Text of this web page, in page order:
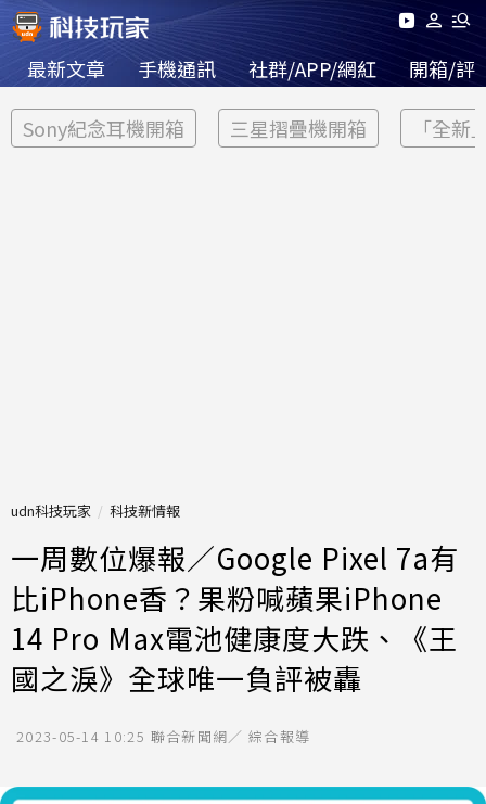
最新文章 手機通訊 社群/APP/網紅 開箱/評
Sony紀念耳機開箱 三星摺疊機開箱 「全新
udn科技玩家 科技新情報
一周數位爆報／Google Pixel 7a有
比iPhone香？果粉喊蘋果iPhone
14 Pro Max電池健康度大跌、《王
國之淚》全球唯一負評被轟
2023-05-14 10:25 聯合新聞網／ 綜合報導